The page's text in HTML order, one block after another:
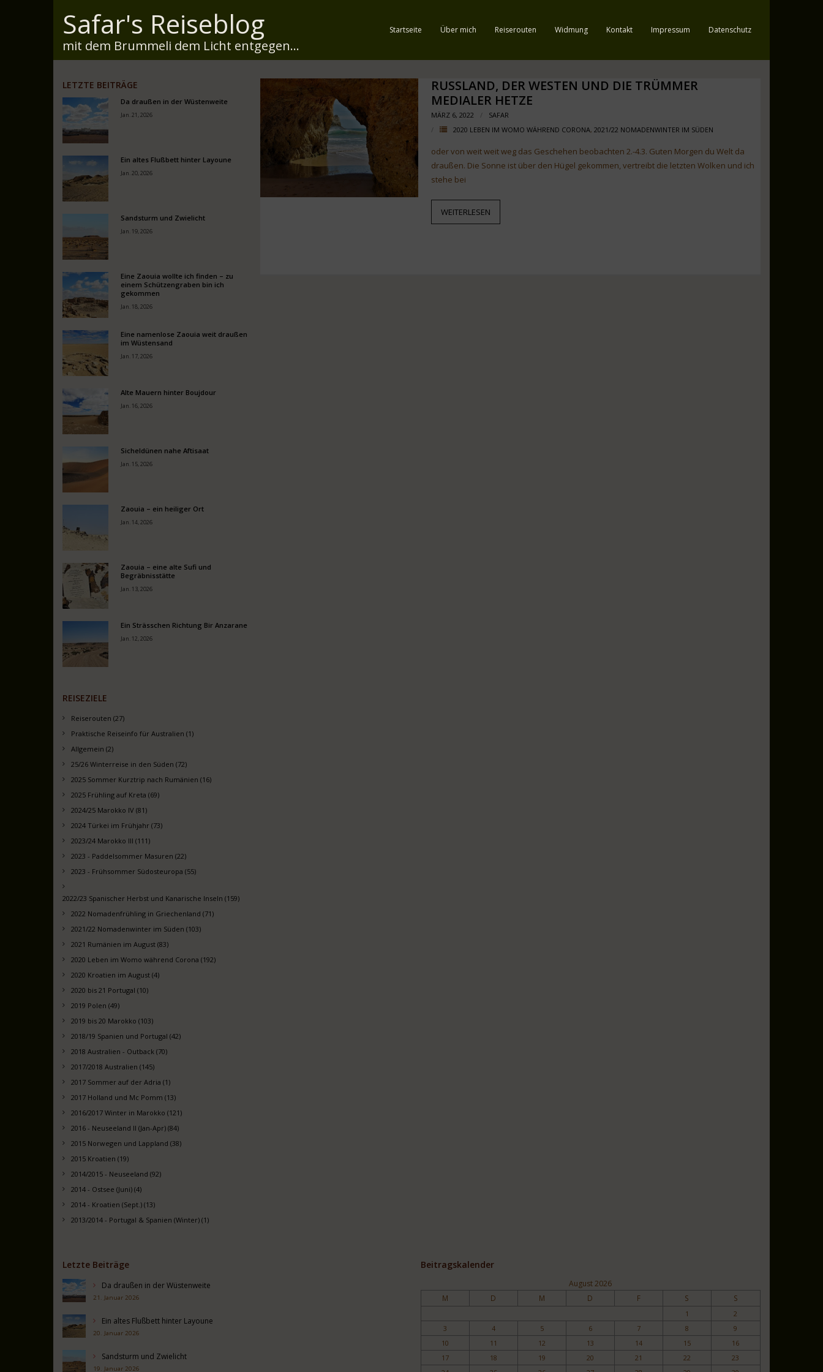
Safar's Reiseblog
mit dem Brummeli dem Licht entgegen...
Startseite Über mich Reiserouten Widmung Kontakt Impressum Datenschutz
RUSSLAND, DER WESTEN UND DIE TRÜMMER
MEDIALER HETZE
MÄRZ 6, 2022
SAFAR
2020 LEBEN IM WOMO WÄHREND CORONA,2021/22 NOMADENWINTER IM SÜDEN
oder von weit weit weg das Geschehen beobachten 2.-4.3. Guten Morgen du Welt da
draußen. Die Sonne ist über den Hügel gekommen, vertreibt die letzten Wolken und ich
stehe bei
WEITERLESEN
LETZTE BEITRÄGE
Da draußen in der Wüstenweite
Jan. 21, 2026
Ein altes Flußbett hinter Layoune
Jan. 20, 2026
Sandsturm und Zwielicht
Jan. 19, 2026
Eine Zaouia wollte ich finden – zu
einem Schützengraben bin ich
gekommen
Jan. 18, 2026
Eine namenlose Zaouia weit draußen
im Wüstensand
Jan. 17, 2026
Alte Mauern hinter Boujdour
Jan. 16, 2026
Sicheldünen nahe Aftisaat
Jan. 15, 2026
Zaouia – ein heiliger Ort
Jan. 14, 2026
Zaouia – eine alte Sufi und
Begräbnisstätte
Jan. 13, 2026
Ein Strässchen Richtung Bir Anzarane
Jan. 12, 2026
REISEZIELE
Reiserouten (27)
Praktische Reiseinfo für Australien (1)
Allgemein (2)
25/26 Winterreise in den Süden (72)
2025 Sommer Kurztrip nach Rumänien (16)
2025 Frühling auf Kreta (69)
2024/25 Marokko IV (81)
2024 Türkei im Frühjahr (73)
2023/24 Marokko III (111)
2023 - Paddelsommer Masuren (22)
2023 - Frühsommer Südosteuropa (55)
2022/23 Spanischer Herbst und Kanarische Inseln (159)
2022 Nomadenfrühling in Griechenland (71)
2021/22 Nomadenwinter im Süden (103)
2021 Rumänien im August (83)
2020 Leben im Womo während Corona (192)
2020 Kroatien im August (4)
2020 bis 21 Portugal (10)
2019 Polen (49)
2019 bis 20 Marokko (103)
2018/19 Spanien und Portugal (42)
2018 Australien - Outback (70)
2017/2018 Australien (145)
2017 Sommer auf der Adria (1)
2017 Holland und Mc Pomm (13)
2016/2017 Winter in Marokko (121)
2016 - Neuseeland II (Jan-Apr) (84)
2015 Norwegen und Lappland (38)
2015 Kroatien (19)
2014/2015 - Neuseeland (92)
2014 - Ostsee (Juni) (4)
2014 - Kroatien (Sept.) (13)
2013/2014 - Portugal & Spanien (Winter) (1)
Letzte Beiträge
Da draußen in der Wüstenweite
21. Januar 2026
Ein altes Flußbett hinter Layoune
20. Januar 2026
Sandsturm und Zwielicht
19. Januar 2026
Beitragskalender
August 2026
M D M D F S S
1
2
3
4 5 6 7 8
9
10
11 12 13 14 15
16
17
18 19 20 21 22
23